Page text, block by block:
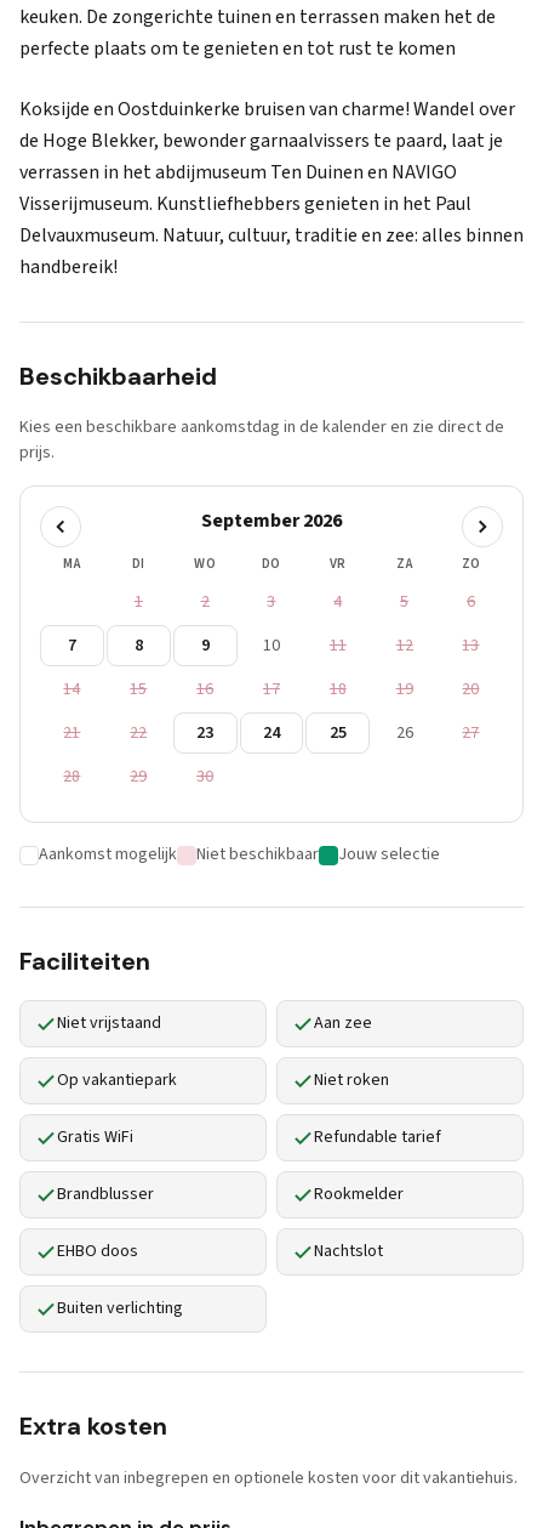
keuken. De zongerichte tuinen en terrassen maken het de
perfecte plaats om te genieten en tot rust te komen
Koksijde en Oostduinkerke bruisen van charme! Wandel over
de Hoge Blekker, bewonder garnaalvissers te paard, laat je
verrassen in het abdijmuseum Ten Duinen en NAVIGO
Visserijmuseum. Kunstliefhebbers genieten in het Paul
Delvauxmuseum. Natuur, cultuur, traditie en zee: alles binnen
handbereik!
Beschikbaarheid
Kies een beschikbare aankomstdag in de kalender en zie direct de
prijs.
September 2026
MA DI WO DO VR ZA ZO
1 2 3 4 5
6
7
8 9 10 11 12
13
14
15 16 17 18 19
20
21
22 23 24 25 26
27
28
29 30
Aankomst mogelijk Niet beschikbaar Jouw selectie
Faciliteiten
Niet vrijstaand Aan zee
Op vakantiepark Niet roken
Gratis WiFi Refundable tarief
Brandblusser Rookmelder
EHBO doos Nachtslot
Buiten verlichting
Extra kosten
Overzicht van inbegrepen en optionele kosten voor dit vakantiehuis.